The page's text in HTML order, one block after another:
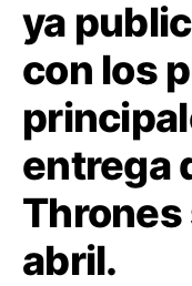
ya
con los
entrega
Thrones
abril.